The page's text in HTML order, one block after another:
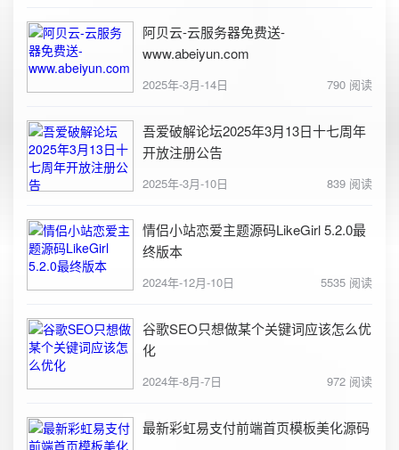
阿贝云-云服务器免费送-
www.abeiyun.com
2025年-3月-14日 790 阅读
吾爱破解论坛2025年3月13日十七周年
开放注册公告
2025年-3月-10日 839 阅读
情侣小站恋爱主题源码LikeGirl 5.2.0最
终版本
2024年-12月-10日 5535 阅读
谷歌SEO只想做某个关键词应该怎么优
化
2024年-8月-7日 972 阅读
最新彩虹易支付前端首页模板美化源码